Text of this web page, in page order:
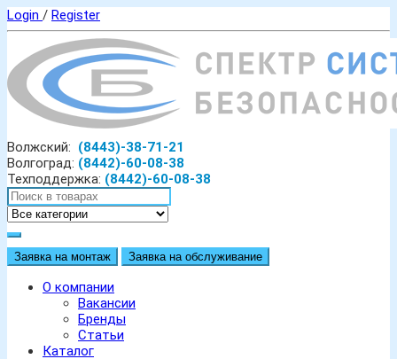
Login / Register
Волжский: (8443)-38-71-21
Волгоград: (8442)-60-08-38
Техподдержка: (8442)-60-08-38
Заявка на монтаж Заявка на обслуживание
О компании
Вакансии
Бренды
Статьи
Каталог